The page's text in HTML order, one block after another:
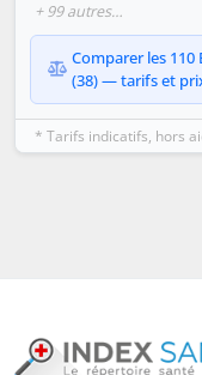
+ 99 autres…
Comparer les 110
(38) — tarifs et
* Tarifs indicatifs, hors